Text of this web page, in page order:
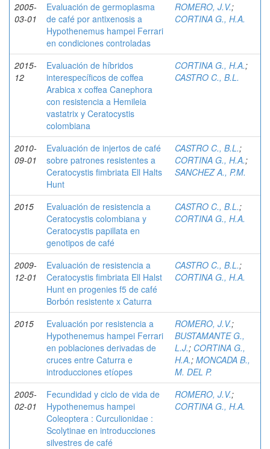
2005-
03-01
Evaluación de germoplasma
de café por antixenosis a
Hypothenemus hampei Ferrari
en condiciones controladas
ROMERO, J.V.;
CORTINA G., H.A.
2015-
12
Evaluación de híbridos
interespecíficos de coffea
Arabica x coffea Canephora
con resistencia a Hemileia
vastatrix y Ceratocystis
colombiana
CORTINA G., H.A.;
CASTRO C., B.L.
2010-
09-01
Evaluación de injertos de café
sobre patrones resistentes a
Ceratocystis fimbriata Ell Halts
Hunt
CASTRO C., B.L.;
CORTINA G., H.A.;
SANCHEZ A., P.M.
2015
Evaluación de resistencia a
Ceratocystis colombiana y
Ceratocystis papillata en
genotipos de café
CASTRO C., B.L.;
CORTINA G., H.A.
2009-
12-01
Evaluación de resistencia a
Ceratocystis fimbriata Ell Halst
Hunt en progenies f5 de café
Borbón resistente x Caturra
CASTRO C., B.L.;
CORTINA G., H.A.
2015
Evaluación por resistencia a
Hypothenemus hampei Ferrari
en poblaciones derivadas de
cruces entre Caturra e
introducciones etíopes
ROMERO, J.V.;
BUSTAMANTE G.,
L.J.; CORTINA G.,
H.A.; MONCADA B.,
M. DEL P.
2005-
02-01
Fecundidad y ciclo de vida de
Hypothenemus hampei
Coleoptera : Curculionidae :
Scolytinae en introducciones
silvestres de café
ROMERO, J.V.;
CORTINA G., H.A.